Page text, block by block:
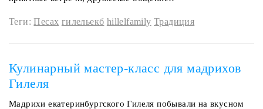
Теги:Песах гилельекб hillelfamily Традиция
Кулинарный мастер-класс для мадрихов
Гилеля
Мадрихи екатеринбургского Гилеля побывали на вкусном